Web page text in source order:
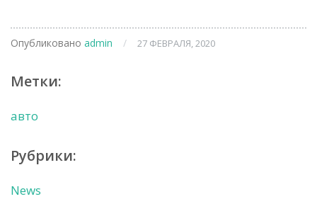
Опубликовано admin / 27 ФЕВРАЛЯ, 2020
Метки:
авто
Рубрики:
News